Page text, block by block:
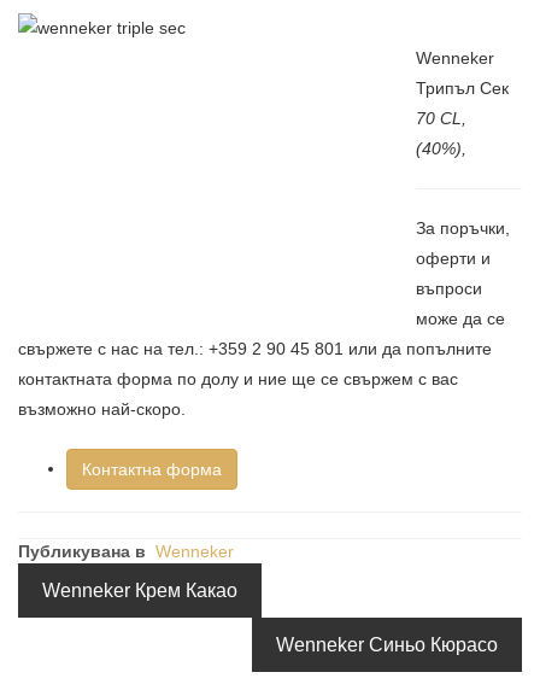
Wenneker
Трипъл Сек
70 CL,
(40%),
За поръчки,
оферти и
въпроси
може да се
свържете с нас на тел.: +359 2 90 45 801 или да попълните
контактната форма по долу и ние ще се свържем с вас
възможно най-скоро.
Контактна форма
Публикувана в Wenneker
Wenneker Крем Какао
Wenneker Синьо Кюрасо